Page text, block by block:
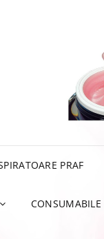
PRAF
CONSUMABILE